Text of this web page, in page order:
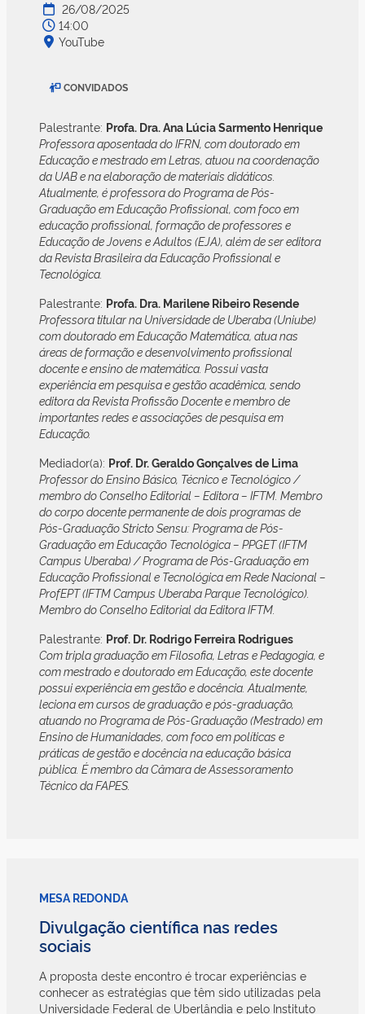
26/08/2025
14:00
YouTube
CONVIDADOS
Palestrante: Profa. Dra. Ana Lúcia Sarmento Henrique
Professora aposentada do IFRN, com doutorado em
Educação e mestrado em Letras, atuou na coordenação
da UAB e na elaboração de materiais didáticos.
Atualmente, é professora do Programa de Pós-
Graduação em Educação Profissional, com foco em
educação profissional, formação de professores e
Educação de Jovens e Adultos (EJA), além de ser editora
da Revista Brasileira da Educação Profissional e
Tecnológica.
Palestrante: Profa. Dra. Marilene Ribeiro Resende
Professora titular na Universidade de Uberaba (Uniube)
com doutorado em Educação Matemática, atua nas
áreas de formação e desenvolvimento profissional
docente e ensino de matemática. Possui vasta
experiência em pesquisa e gestão acadêmica, sendo
editora da Revista Profissão Docente e membro de
importantes redes e associações de pesquisa em
Educação.
Mediador(a): Prof. Dr. Geraldo Gonçalves de Lima
Professor do Ensino Básico, Técnico e Tecnológico /
membro do Conselho Editorial – Editora – IFTM. Membro
do corpo docente permanente de dois programas de
Pós-Graduação Stricto Sensu: Programa de Pós-
Graduação em Educação Tecnológica – PPGET (IFTM
Campus Uberaba) / Programa de Pós-Graduação em
Educação Profissional e Tecnológica em Rede Nacional –
ProfEPT (IFTM Campus Uberaba Parque Tecnológico).
Membro do Conselho Editorial da Editora IFTM.
Palestrante: Prof. Dr. Rodrigo Ferreira Rodrigues
Com tripla graduação em Filosofia, Letras e Pedagogia, e
com mestrado e doutorado em Educação, este docente
possui experiência em gestão e docência. Atualmente,
leciona em cursos de graduação e pós-graduação,
atuando no Programa de Pós-Graduação (Mestrado) em
Ensino de Humanidades, com foco em políticas e
práticas de gestão e docência na educação básica
pública. É membro da Câmara de Assessoramento
Técnico da FAPES.
MESA REDONDA
Divulgação científica nas redes
sociais
A proposta deste encontro é trocar experiências e
conhecer as estratégias que têm sido utilizadas pela
Universidade Federal de Uberlândia e pelo Instituto